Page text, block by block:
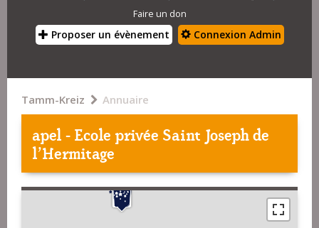
Faire un don
Proposer un évènement Connexion Admin
Tamm-Kreiz Annuaire
apel - Ecole privée Saint Joseph de
l'Hermitage